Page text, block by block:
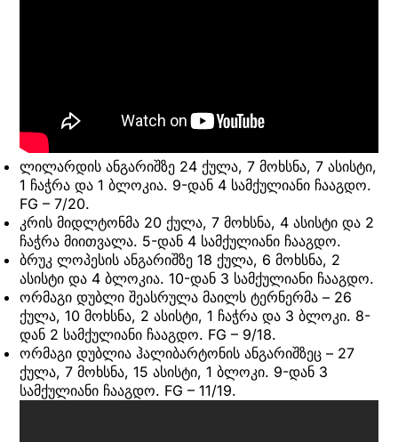
ლილარდის ანგარიშზე 24 ქულა, 7 მოხსნა, 7 ასისტი,
1 ჩაჭრა და 1 ბლოკია. 9-დან 4 სამქულიანი ჩააგდო.
FG – 7/20.
კრის მიდლტონმა 20 ქულა, 7 მოხსნა, 4 ასისტი და 2
ჩაჭრა მიითვალა. 5-დან 4 სამქულიანი ჩააგდო.
ბრუკ ლოპესის ანგარიშზე 18 ქულა, 6 მოხსნა, 2
ასისტი და 4 ბლოკია. 10-დან 3 სამქულიანი ჩააგდო.
ორმაგი დუბლი შეასრულა მაილს ტერნერმა – 26
ქულა, 10 მოხსნა, 2 ასისტი, 1 ჩაჭრა და 3 ბლოკი. 8-
დან 2 სამქულიანი ჩააგდო. FG – 9/18.
ორმაგი დუბლია ჰალიბარტონის ანგარიშზეც – 27
ქულა, 7 მოხსნა, 15 ასისტი, 1 ბლოკი. 9-დან 3
სამქულიანი ჩააგდო. FG – 11/19.